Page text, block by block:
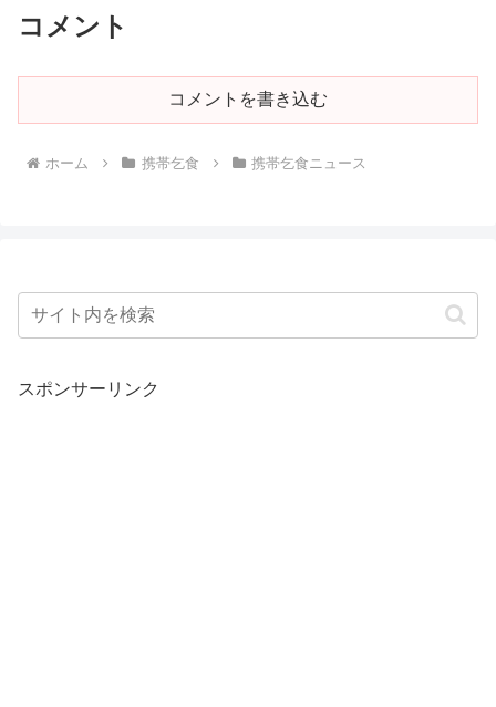
コメント
コメントを書き込む
ホーム 携帯乞食 携帯乞食ニュース
スポンサーリンク